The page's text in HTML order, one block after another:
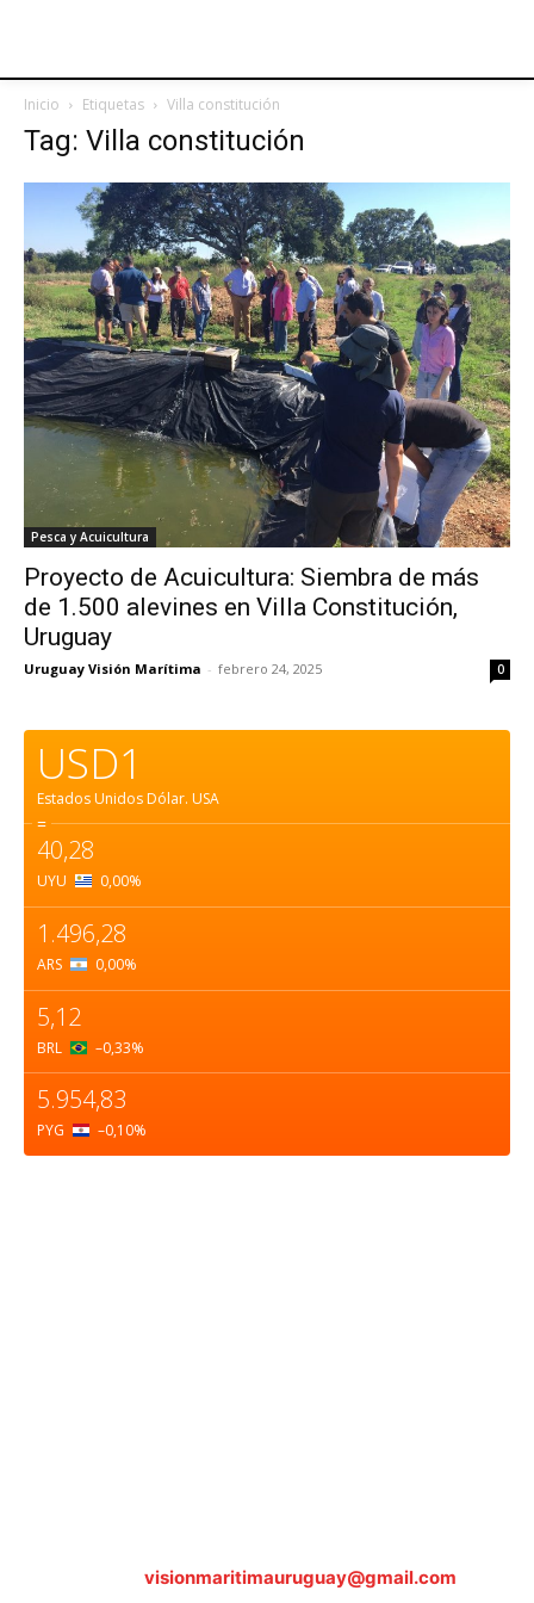
Inicio Etiquetas Villa constitución
Tag: Villa constitución
Pesca y Acuicultura
Proyecto de Acuicultura: Siembra de más
de 1.500 alevines en Villa Constitución,
Uruguay
Uruguay Visión Marítima - febrero 24, 2025 0
USD1
Estados Unidos Dólar. USA
=
40,28
UYU 0,00%
1.496,28
ARS 0,00%
5,12
BRL –0,33%
5.954,83
PYG –0,10%
visionmaritimauruguay@gmail.com